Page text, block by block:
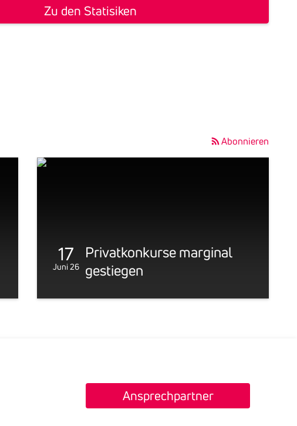
Zu den Statisiken
Abonnieren
17
Juni 26
Privat­kon­kurse marginal
gestiegen
Ansprechpartner